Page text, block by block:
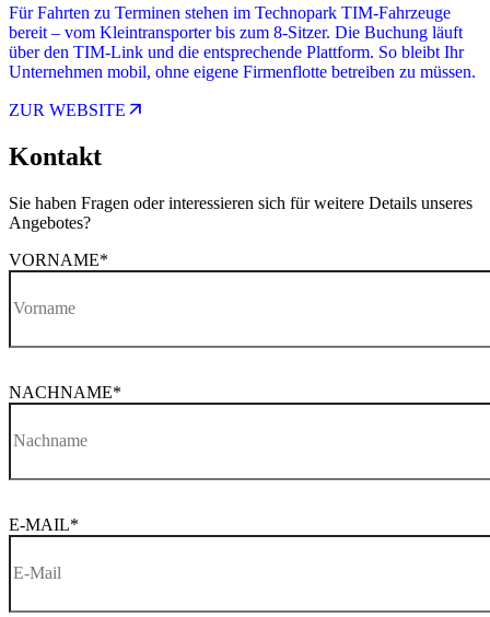
Für Fahrten zu Terminen stehen im Technopark TIM-Fahrzeuge
bereit – vom Kleintransporter bis zum 8-Sitzer. Die Buchung läuft
über den TIM-Link und die entsprechende Plattform. So bleibt Ihr
Unternehmen mobil, ohne eigene Firmenflotte betreiben zu müssen.
ZUR WEBSITE arrow_outward
Kontakt
Sie haben Fragen oder interessieren sich für weitere Details unseres
Angebotes?
VORNAME*
NACHNAME*
E-MAIL*